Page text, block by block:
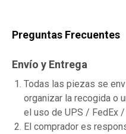
Preguntas Frecuentes
Envío y Entrega
Todas las piezas se
organizar la recogida o
el uso de UPS / FedEx /
El comprador es